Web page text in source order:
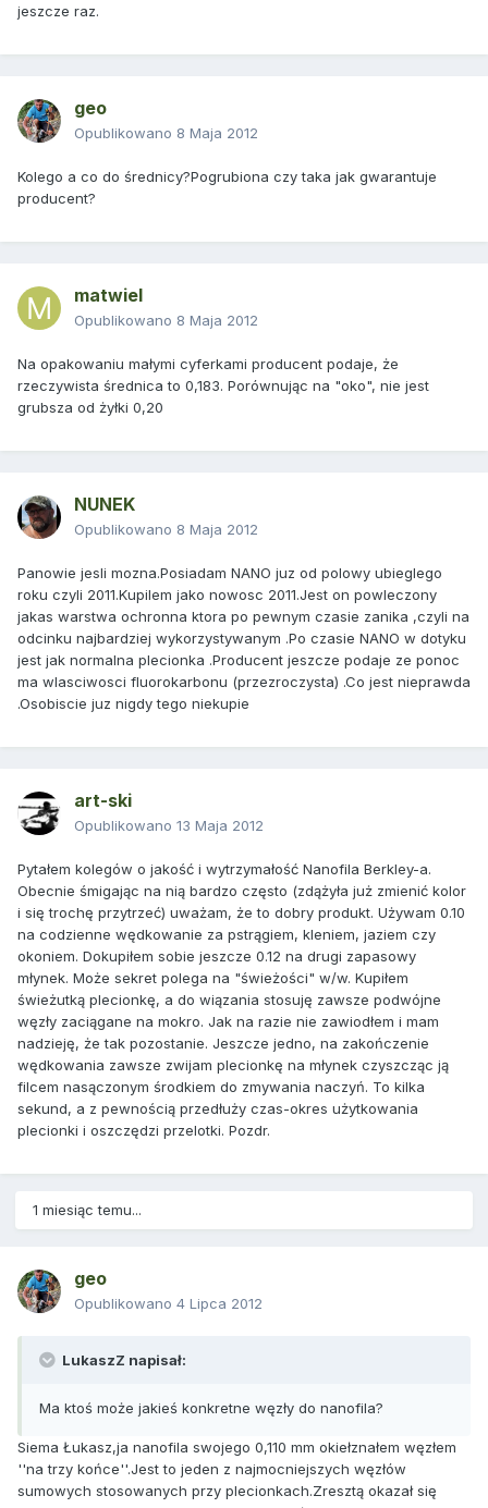
jeszcze raz.
geo
Opublikowano 8 Maja 2012
Kolego a co do średnicy?Pogrubiona czy taka jak gwarantuje
producent?
matwiel
Opublikowano 8 Maja 2012
Na opakowaniu małymi cyferkami producent podaje, że
rzeczywista średnica to 0,183. Porównując na "oko", nie jest
grubsza od żyłki 0,20
NUNEK
Opublikowano 8 Maja 2012
Panowie jesli mozna.Posiadam NANO juz od polowy ubieglego
roku czyli 2011.Kupilem jako nowosc 2011.Jest on powleczony
jakas warstwa ochronna ktora po pewnym czasie zanika ,czyli na
odcinku najbardziej wykorzystywanym .Po czasie NANO w dotyku
jest jak normalna plecionka .Producent jeszcze podaje ze ponoc
ma wlasciwosci fluorokarbonu (przezroczysta) .Co jest nieprawda
.Osobiscie juz nigdy tego niekupie
art-ski
Opublikowano 13 Maja 2012
Pytałem kolegów o jakość i wytrzymałość Nanofila Berkley-a.
Obecnie śmigając na nią bardzo często (zdążyła już zmienić kolor
i się trochę przytrzeć) uważam, że to dobry produkt. Używam 0.10
na codzienne wędkowanie za pstrągiem, kleniem, jaziem czy
okoniem. Dokupiłem sobie jeszcze 0.12 na drugi zapasowy
młynek. Może sekret polega na "świeżości" w/w. Kupiłem
świeżutką plecionkę, a do wiązania stosuję zawsze podwójne
węzły zaciągane na mokro. Jak na razie nie zawiodłem i mam
nadzieję, że tak pozostanie. Jeszcze jedno, na zakończenie
wędkowania zawsze zwijam plecionkę na młynek czyszcząc ją
filcem nasączonym środkiem do zmywania naczyń. To kilka
sekund, a z pewnością przedłuży czas-okres użytkowania
plecionki i oszczędzi przelotki. Pozdr.
1 miesiąc temu...
geo
Opublikowano 4 Lipca 2012
LukaszZ napisał:
Ma ktoś może jakieś konkretne węzły do nanofila?
Siema Łukasz,ja nanofila swojego 0,110 mm okiełznałem węzłem
''na trzy końce''.Jest to jeden z najmocniejszych węzłów
sumowych stosowanych przy plecionkach.Zresztą okazał się